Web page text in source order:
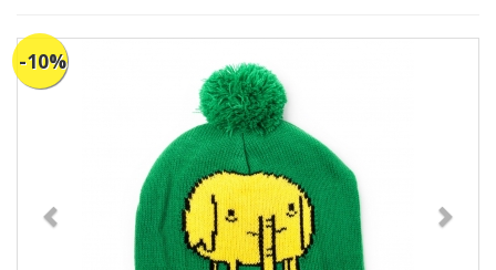
-10%